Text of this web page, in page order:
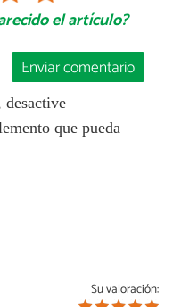
el artículo?
Enviar comentario
que pueda
Su valoración: